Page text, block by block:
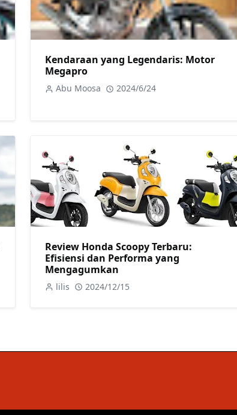
Kendaraan yang Legendaris: Motor
Megapro
Abu Moosa 2024/6/24
Review Honda Scoopy Terbaru:
Efisiensi dan Performa yang
Mengagumkan
lilis 2024/12/15